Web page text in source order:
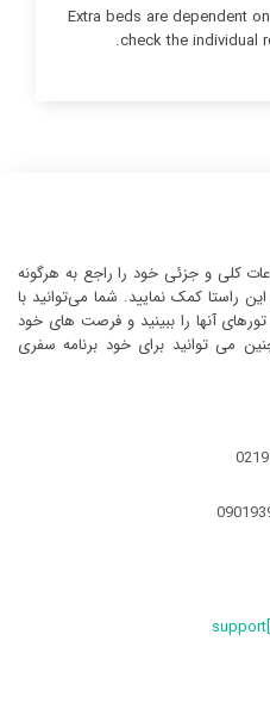
Extra beds are dependent
check the individual
کلی و جزئی خود را راجع به هرگونه
راستا کمک نمایید. شما می‌توانید با
آنها را ببینید و فرصت های خود
می توانید برای خود برنامه سفری